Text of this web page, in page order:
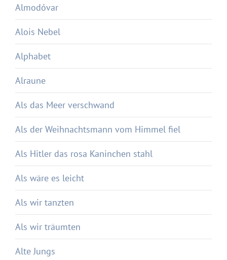
Almodóvar
Alois Nebel
Alphabet
Alraune
Als das Meer verschwand
Als der Weihnachtsmann vom Himmel fiel
Als Hitler das rosa Kaninchen stahl
Als wäre es leicht
Als wir tanzten
Als wir träumten
Alte Jungs